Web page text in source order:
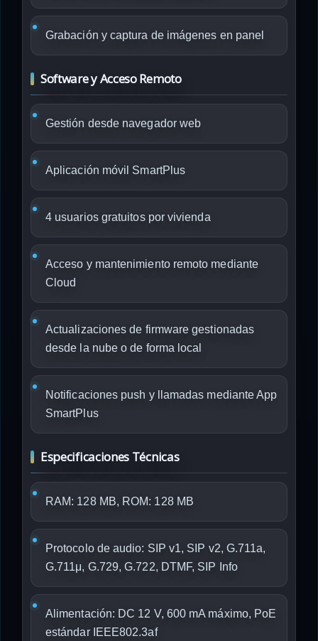
Grabación y captura de imágenes en panel
Software y Acceso Remoto
Gestión desde navegador web
Aplicación móvil SmartPlus
4 usuarios gratuitos por vivienda
Acceso y mantenimiento remoto mediante
Cloud
Actualizaciones de firmware gestionadas
desde la nube o de forma local
Notificaciones push y llamadas mediante App
SmartPlus
Especificaciones Técnicas
RAM: 128 MB, ROM: 128 MB
Protocolo de audio: SIP v1, SIP v2, G.711a,
G.711μ, G.729, G.722, DTMF, SIP Info
Alimentación: DC 12 V, 600 mA máximo, PoE
estándar IEEE802.3af